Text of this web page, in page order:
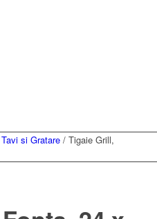
Tavi si Gratare / Tigaie Grill,